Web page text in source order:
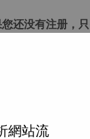
網站流
还没有注册，